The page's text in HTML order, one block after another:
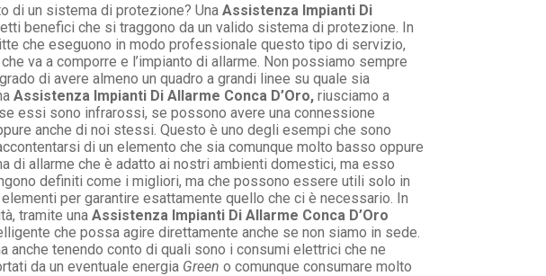
di un sistema di protezione? Una Assistenza Impianti Di
benefici che si traggono da un valido sistema di protezione. In
che eseguono in modo professionale questo tipo di servizio,
va a comporre e l’impianto di allarme. Non possiamo sempre
di avere almeno un quadro a grandi linee su quale sia
Assistenza Impianti Di Allarme Conca D’Oro, riusciamo a
essi sono infrarossi, se possono avere una connessione
anche di noi stessi. Questo è uno degli esempi che sono
di un elemento che sia comunque molto basso oppure
di allarme che è adatto ai nostri ambienti domestici, ma esso
definiti come i migliori, ma che possono essere utili solo in
per garantire esattamente quello che ci è necessario. In
tramite una Assistenza Impianti Di Allarme Conca D’Oro
che possa agire direttamente anche se non siamo in sede.
tenendo conto di quali sono i consumi elettrici che ne
da un eventuale energia Green o comunque consumare molto